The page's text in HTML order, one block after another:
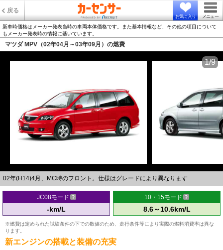
戻る
お気に入り メニュー
新車時価格はメーカー発表当時の車両本体価格です。また基本情報など、その他の項目について
もメーカー発表時の情報に基いています。
マツダ MPV（02年04月～03年09月）の燃費
02年(H14)4月、MC時のフロント。仕様はグレードにより異なります
1/9
JC08モード
-km/L
10・15モード
8.6～10.6km/L
※燃費は定められた試験条件の下での数値のため、走行条件等により実際の燃料消費率は異な
ります。
新エンジンの搭載と装備の充実